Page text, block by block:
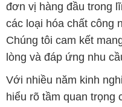
đơn vị hàng đầu trong
các loại hóa chất công
Chúng tôi cam kết
lòng và đáp ứng nhu
Với nhiều năm kinh
hiểu rõ tầm quan trọng